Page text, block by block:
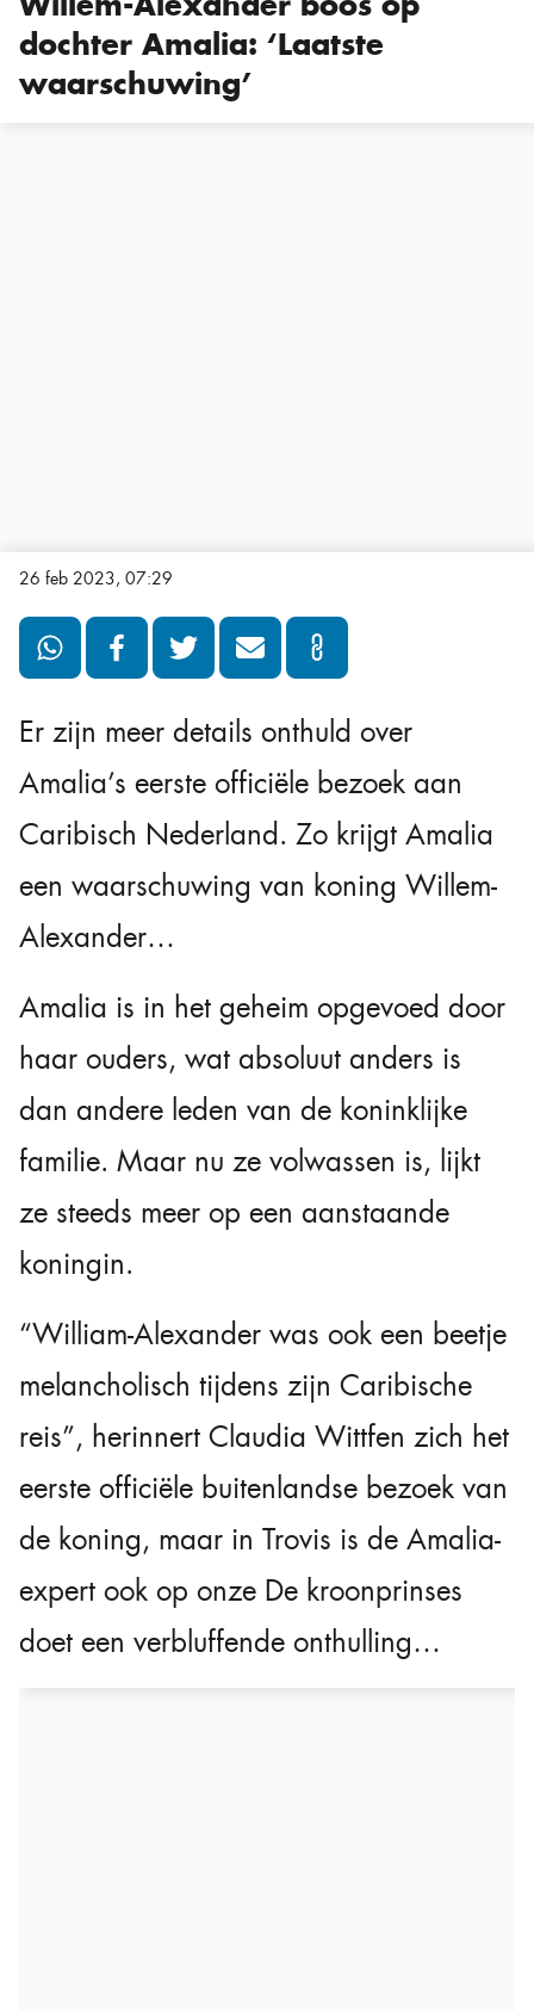
dochter Amalia: ‘Laatste
waarschuwing’
26 feb 2023, 07:29
Er zijn meer details onthuld over
Amalia’s eerste officiële bezoek aan
Caribisch Nederland. Zo krijgt Amalia
een waarschuwing van koning Willem-
Alexander…
Amalia is in het geheim opgevoed door
haar ouders, wat absoluut anders is
dan andere leden van de koninklijke
familie. Maar nu ze volwassen is, lijkt
ze steeds meer op een aanstaande
koningin.
“William-Alexander was ook een beetje
melancholisch tijdens zijn Caribische
reis”, herinnert Claudia Wittfen zich het
eerste officiële buitenlandse bezoek van
de koning, maar in Trovis is de Amalia-
expert ook op onze De kroonprinses
doet een verbluffende onthulling…